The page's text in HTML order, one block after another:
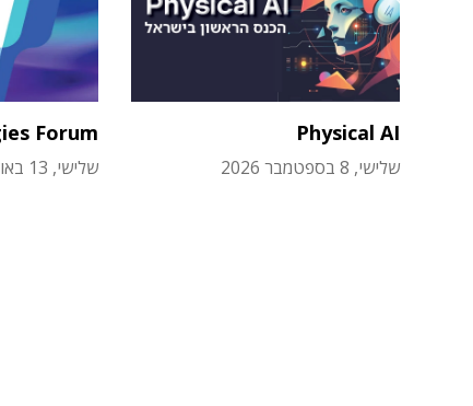
Physical AI
שלישי, 8 בספטמבר 2026
Forum
שלישי, 13 באוקטובר 2026